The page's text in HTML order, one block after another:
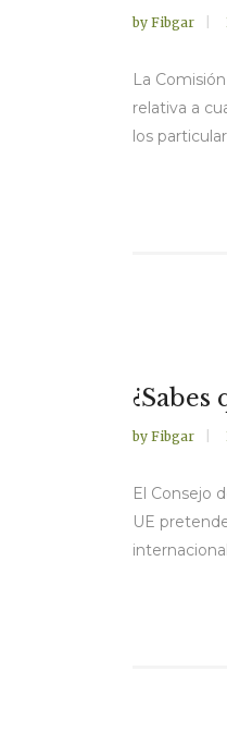
by Fibgar
La
relativa a
los
by Fibgar
El Consejo
UE